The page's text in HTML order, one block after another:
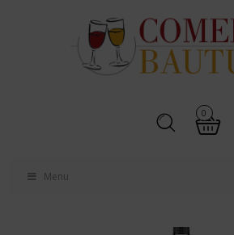
0
Menu